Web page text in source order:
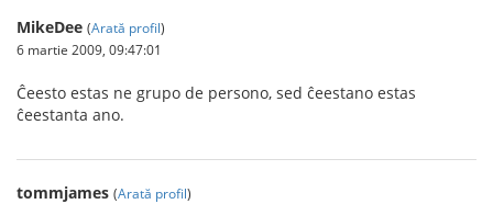
MikeDee (Arată profil)
6 martie 2009, 09:47:01
Ĉeesto estas ne grupo de persono, sed ĉeestano estas
ĉeestanta ano.
tommjames (Arată profil)